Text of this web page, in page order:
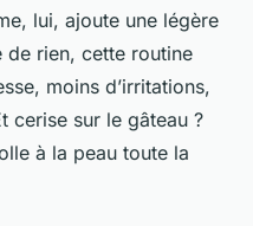
lui, ajoute une légère
de rien, cette routine
moins d’irritations,
cerise sur le gâteau ?
à la peau toute la